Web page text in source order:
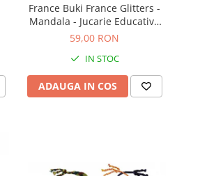
France Buki France Glitters -
Mandala - Jucarie Educativa
de inalta calitate pentru copii
59,00 RON
IN STOC
ADAUGA IN COS